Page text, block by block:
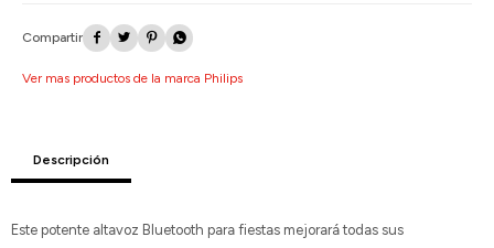
   
Ver mas productos de la marca Philips
Descripción
Este potente altavoz Bluetooth para fiestas mejorará todas sus